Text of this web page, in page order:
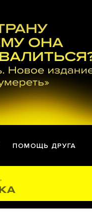
ПОМОЩЬ ДРУГА